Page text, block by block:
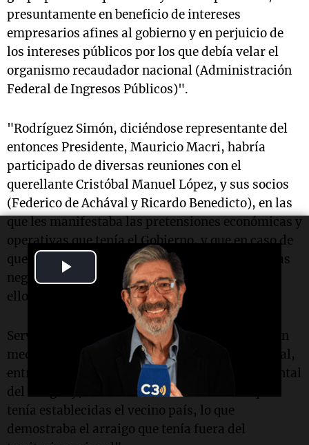
Video
presuntamente en beneficio de intereses
empresarios afines al gobierno y en perjuicio de
los intereses públicos por los que debía velar el
organismo recaudador nacional (Administración
Federal de Ingresos Públicos)".
"Rodríguez Simón, diciéndose representante del
entonces Presidente, Mauricio Macri, habría
participado de diversas reuniones con el
querellante Cristóbal Manuel López, y sus socios
(Federico de Achával y Ricardo Benedicto), en las
que les manifestaba las pretensiones económicas y
operativas que tenía el Gobierno, y que en caso de
que no fueran acatadas les traería consecuencias
negativas tanto para sus empresas como para
ellos", añade la descripción de la jueza.
Servini advirtió que Rodríguez Simón cuenta con
medios y relaciones para eludir la acción judicial,
entre ellas que "pudo viajar a la República Oriental
del Uruguay, incluso con las restricciones que
tenía establecidas el vecino país, lo que
demostraba el arraigo que tenía fuera del